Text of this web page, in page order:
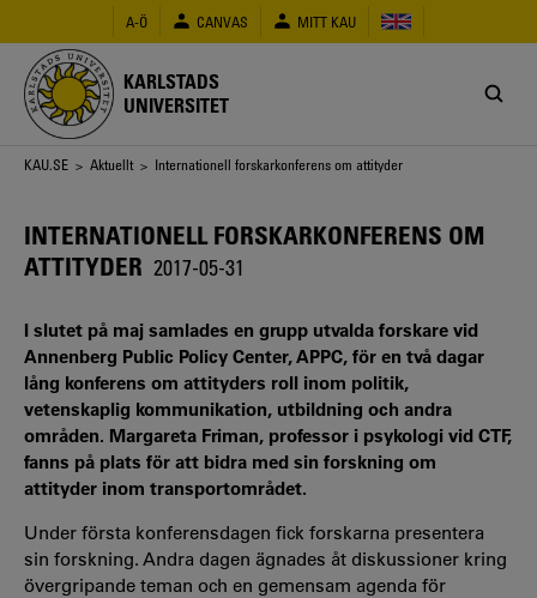
huvudinnehåll
A-Ö CANVAS MITT KAU
KARLSTADS
UNIVERSITET
Länkstig
KAU.SE > Aktuellt > Internationell forskarkonferens om attityder
INTERNATIONELL FORSKARKONFERENS OM
ATTITYDER 2017-05-31
I slutet på maj samlades en grupp utvalda forskare vid
Annenberg Public Policy Center, APPC, för en två dagar
lång konferens om attityders roll inom politik,
vetenskaplig kommunikation, utbildning och andra
områden. Margareta Friman, professor i psykologi vid CTF,
fanns på plats för att bidra med sin forskning om
attityder inom transportområdet.
Under första konferensdagen fick forskarna presentera
sin forskning. Andra dagen ägnades åt diskussioner kring
övergripande teman och en gemensam agenda för